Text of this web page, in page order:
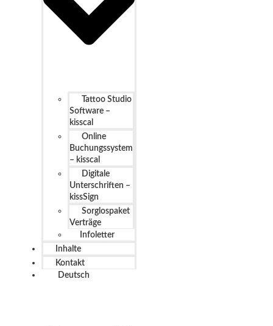
Tattoo Studio
Software –
kisscal
Online
Buchungssystem
– kisscal
Digitale
Unterschriften –
kissSign
Sorglospaket
Verträge
Infoletter
Inhalte
Kontakt
Deutsch